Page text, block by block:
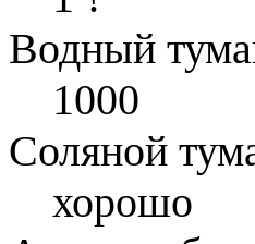
Водный
1000
Соляной
хорошо